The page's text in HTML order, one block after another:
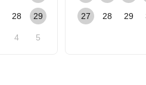
28 29
4 5
27 28 29